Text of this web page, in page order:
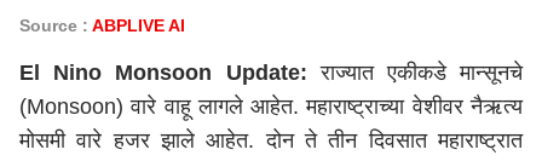
Source : ABPLIVE AI
El Nino Monsoon Update: राज्यात एकीकडे मान्सूनचे
(Monsoon) वारे वाहू लागले आहेत. महाराष्ट्राच्या वेशीवर नैऋत्य
मोसमी वारे हजर झाले आहेत. दोन ते तीन दिवसात महाराष्ट्रात